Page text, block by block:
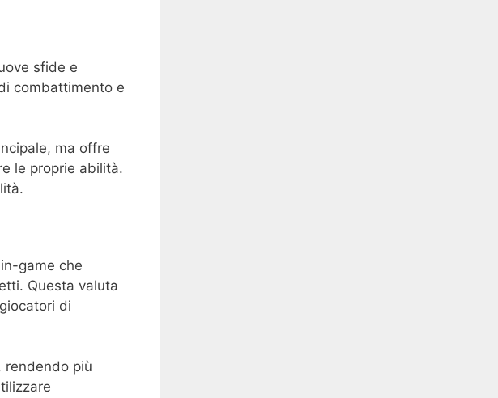
sfide e
combattimento e
ma offre
le proprie abilità.
game che
Questa valuta
di
rendendo più